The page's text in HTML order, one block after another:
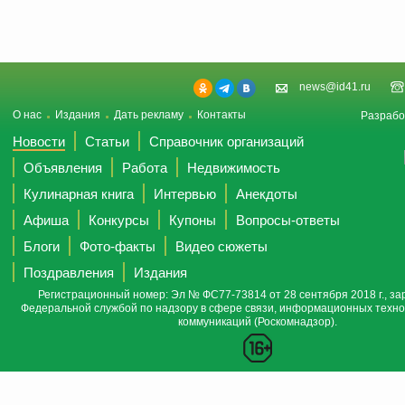
news@id41.ru
О нас Издания Дать рекламу Контакты
Новости Статьи
Справочник организаций
Объявления
Работа
Недвижимость
Кулинарная книга
Интервью
Анекдоты
Афиша
Конкурсы Купоны
Вопросы-ответы
Блоги
Фото-факты
Видео сюжеты
Поздравления
Издания
Регистрационный номер: Эл № ФС77-73814 от 28 сентября 2018 г.,
Федеральной службой по надзору в сфере связи, информационных
коммуникаций (Роскомнадзор).